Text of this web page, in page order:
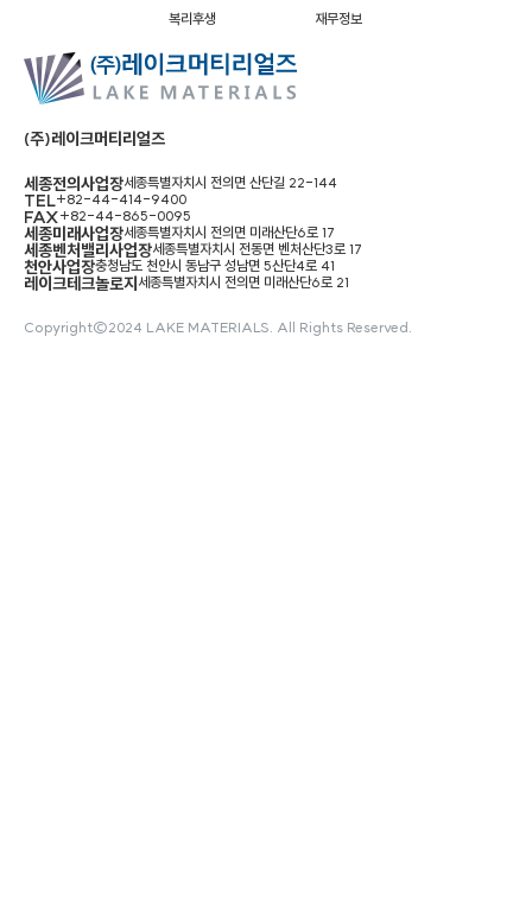
(주)레이크머티리얼즈
세종전의사업장세종특별자치시 전의면 산단길 22-144
TEL+82-44-414-9400
FAX+82-44-865-0095
세종미래사업장세종특별자치시 전의면 미래산단6로 17
세종벤처밸리사업장세종특별자치시 전동면 벤처산단3로 17
천안사업장충청남도 천안시 동남구 성남면 5산단4로 41
레이크테크놀로지세종특별자치시 전의면 미래산단6로 21
Copyright©2024 LAKE MATERIALS. All Rights Reserved.
복리후생
재무정보